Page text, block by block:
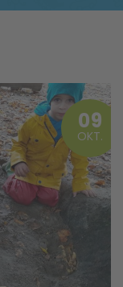
09
OKT.